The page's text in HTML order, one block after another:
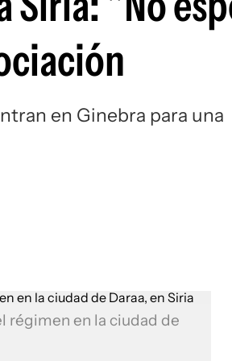
en Ginebra para una
régimen en la ciudad de